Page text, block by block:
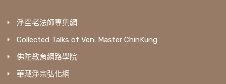
淨空老法師專集網
Collected Talks of Ven. Master ChinKung
佛陀教育網路學院
華藏淨宗弘化網